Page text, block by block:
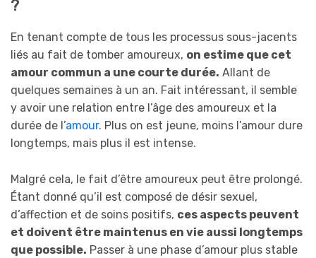
?
En tenant compte de tous les processus sous-jacents
liés au fait de tomber amoureux, on estime que cet
amour commun a une courte durée. Allant de
quelques semaines à un an. Fait intéressant, il semble
y avoir une relation entre l’âge des amoureux et la
durée de l’amour. Plus on est jeune, moins l’amour dure
longtemps, mais plus il est intense.
Malgré cela, le fait d’être amoureux peut être prolongé.
Étant donné qu’il est composé de désir sexuel,
d’affection et de soins positifs, ces aspects peuvent
et doivent être maintenus en vie aussi longtemps
que possible. Passer à une phase d’amour plus stable